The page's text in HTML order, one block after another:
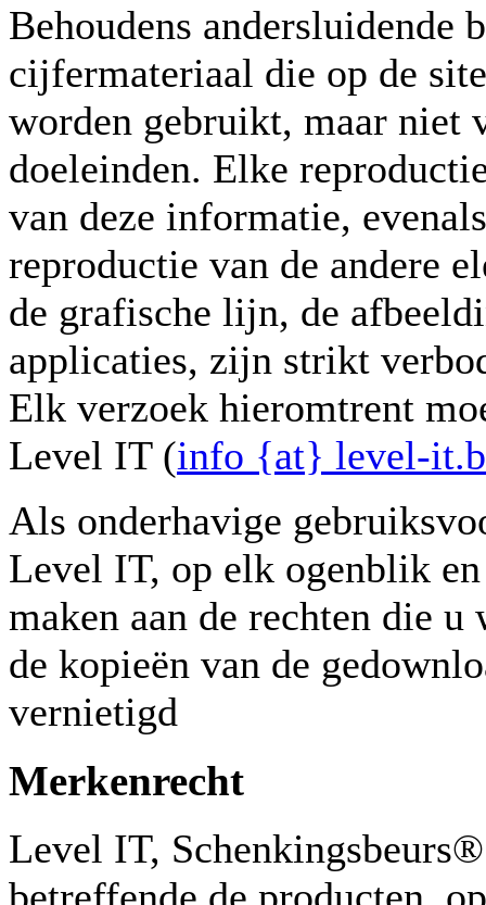
Behoudens andersluidende
cijfermateriaal die op de
worden gebruikt, maar niet
doeleinden. Elke
van deze informatie,
reproductie van de andere
de grafische lijn, de
applicaties, zijn strikt
Elk verzoek hieromtrent
Level IT (info {at} level-
Als onderhavige
Level IT, op elk ogenblik
maken aan de rechten die
de kopieën van de
vernietigd
Merkenrecht
Level IT,